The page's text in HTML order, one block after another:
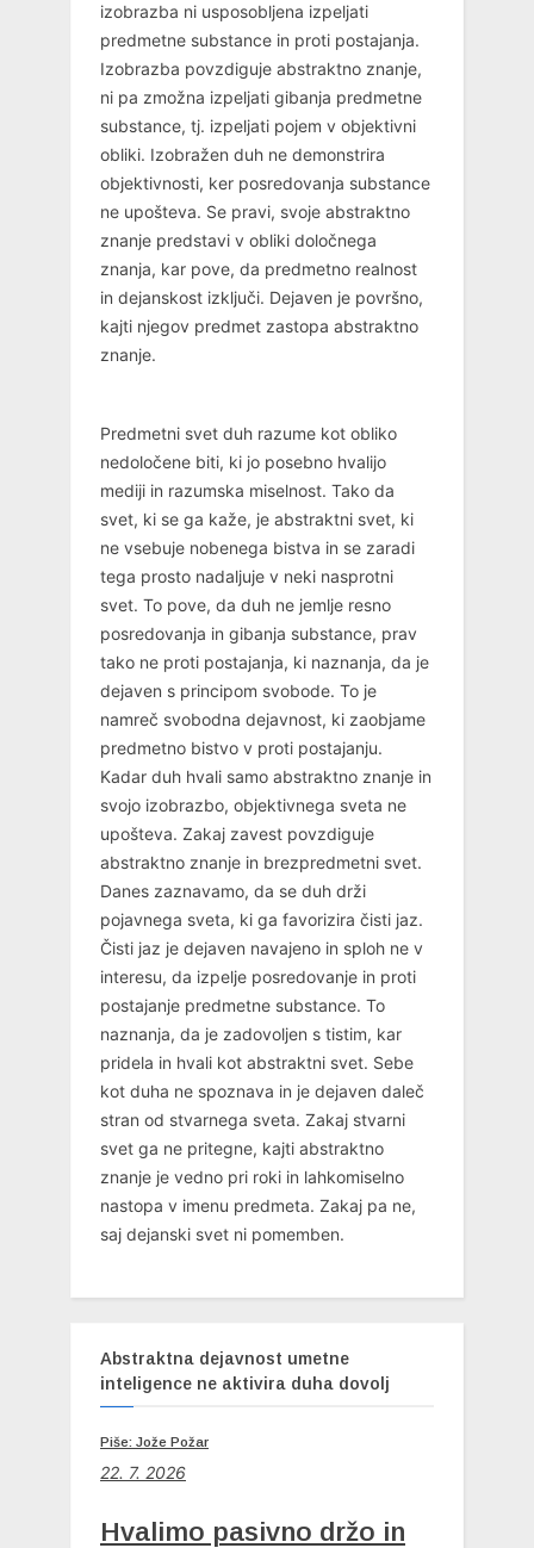
izobrazba ni usposobljena izpeljati
predmetne substance in proti postajanja.
Izobrazba povzdiguje abstraktno znanje,
ni pa zmožna izpeljati gibanja predmetne
substance, tj. izpeljati pojem v objektivni
obliki. Izobražen duh ne demonstrira
objektivnosti, ker posredovanja substance
ne upošteva. Se pravi, svoje abstraktno
znanje predstavi v obliki določnega
znanja, kar pove, da predmetno realnost
in dejanskost izključi. Dejaven je površno,
kajti njegov predmet zastopa abstraktno
znanje.
Predmetni svet duh razume kot obliko
nedoločene biti, ki jo posebno hvalijo
mediji in razumska miselnost. Tako da
svet, ki se ga kaže, je abstraktni svet, ki
ne vsebuje nobenega bistva in se zaradi
tega prosto nadaljuje v neki nasprotni
svet. To pove, da duh ne jemlje resno
posredovanja in gibanja substance, prav
tako ne proti postajanja, ki naznanja, da je
dejaven s principom svobode. To je
namreč svobodna dejavnost, ki zaobjame
predmetno bistvo v proti postajanju.
Kadar duh hvali samo abstraktno znanje in
svojo izobrazbo, objektivnega sveta ne
upošteva. Zakaj zavest povzdiguje
abstraktno znanje in brezpredmetni svet.
Danes zaznavamo, da se duh drži
pojavnega sveta, ki ga favorizira čisti jaz.
Čisti jaz je dejaven navajeno in sploh ne v
interesu, da izpelje posredovanje in proti
postajanje predmetne substance. To
naznanja, da je zadovoljen s tistim, kar
pridela in hvali kot abstraktni svet. Sebe
kot duha ne spoznava in je dejaven daleč
stran od stvarnega sveta. Zakaj stvarni
svet ga ne pritegne, kajti abstraktno
znanje je vedno pri roki in lahkomiselno
nastopa v imenu predmeta. Zakaj pa ne,
saj dejanski svet ni pomemben.
Abstraktna dejavnost umetne
inteligence ne aktivira duha dovolj
Piše: Jože Požar
22. 7. 2026
Hvalimo pasivno držo in